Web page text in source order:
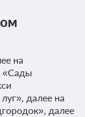
на
«Сады
далее на
далее